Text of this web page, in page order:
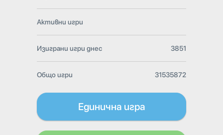
Активни игри
Изиграни игри днес 3851
Общо игри 31535872
Единична игра